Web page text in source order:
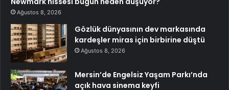
Ağustos 8, 2026
Gözlük dünyasının dev markasında
kardeşler miras için birbirine düştü
Ağustos 8, 2026
Mersin’de Engelsiz Yaşam Parkı’nda
açık hava sinema keyfi